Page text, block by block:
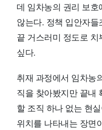
데 임차농의 권리 보
않는다. 정책 입안자
끝 거스러미 정도로
싶다.
취재 과정에서 임차농
직을 찾아봤지만 끝내
할 조직 하나 없는 현
위치를 나타내는 장면